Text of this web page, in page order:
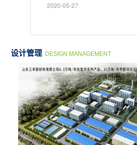
2020-05-27
设计管理 DESIGN MANAGEMENT